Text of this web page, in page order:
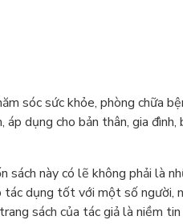
sóc sức khỏe, phòng chữa
dụng cho bản thân, gia
sách này có lẽ không phải là
dụng tốt với một số người,
sách của tác giả là niềm